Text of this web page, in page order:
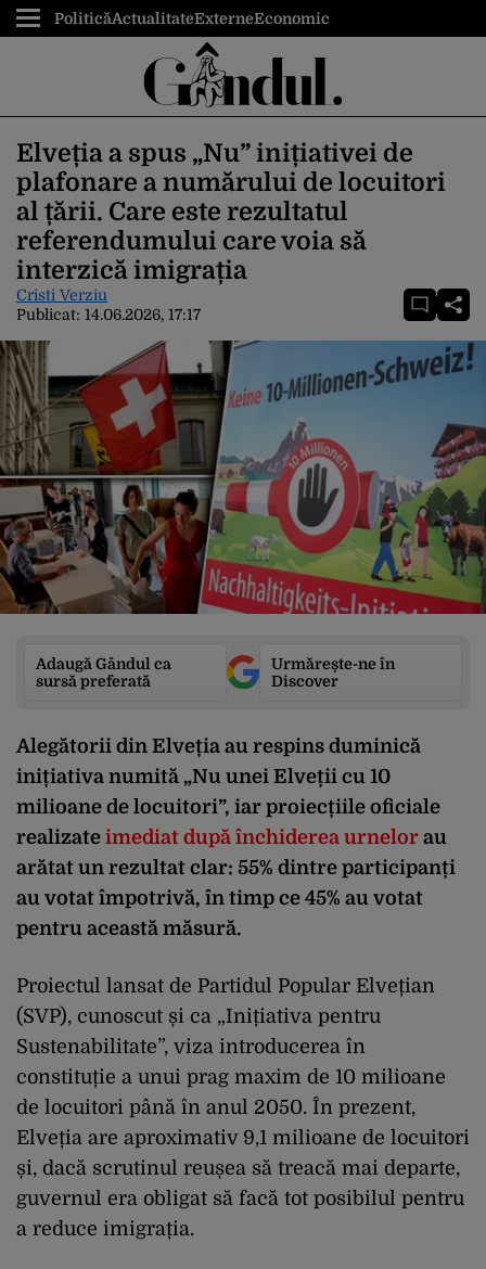
PoliticăActualitateExterneEconomic
Elveția a spus „Nu” inițiativei de
plafonare a numărului de locuitori
al țării. Care este rezultatul
referendumului care voia să
interzică imigrația
Cristi Verziu
Publicat: 14.06.2026, 17:17
Adaugă Gândul ca
sursă preferată
Urmărește-ne în
Discover
Alegătorii din Elveția au respins duminică
inițiativa numită „Nu unei Elveții cu 10
milioane de locuitori”, iar proiecțiile oficiale
realizate imediat după închiderea urnelor au
arătat un rezultat clar: 55% dintre participanți
au votat împotrivă, în timp ce 45% au votat
pentru această măsură.
Proiectul lansat de Partidul Popular Elvețian
(SVP), cunoscut și ca „Inițiativa pentru
Sustenabilitate”, viza introducerea în
constituție a unui prag maxim de 10 milioane
de locuitori până în anul 2050. În prezent,
Elveția are aproximativ 9,1 milioane de locuitori
și, dacă scrutinul reușea să treacă mai departe,
guvernul era obligat să facă tot posibilul pentru
a reduce imigrația.